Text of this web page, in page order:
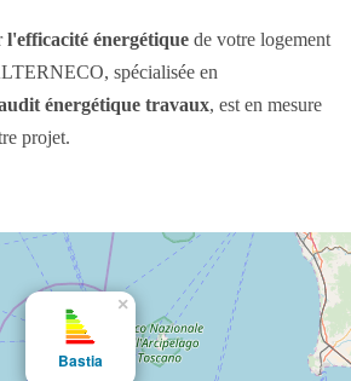
l'efficacité énergétique de votre logement
spécialisée en
énergétique travaux, est en mesure
projet.
Bastia
×